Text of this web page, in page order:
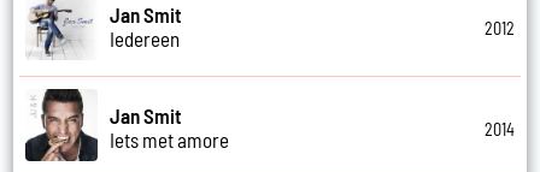
Jan Smit
Iedereen
2012
Jan Smit
Iets met amore
2014